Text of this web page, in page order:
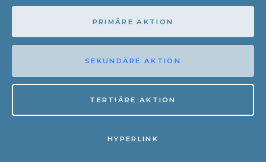
PRIMÄRE AKTION
SEKUNDÄRE AKTION
TERTIÄRE AKTION
HYPERLINK